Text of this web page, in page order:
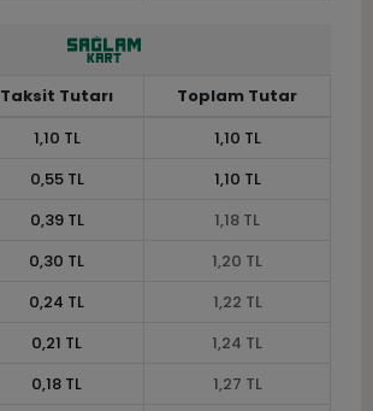
Taksit Tutarı
Toplam Tutar
1,10 TL
1,10 TL
0,55 TL
1,10 TL
0,39 TL
1,18 TL
0,30 TL
1,20 TL
0,24 TL
1,22 TL
0,21 TL
1,24 TL
0,18 TL
1,27 TL